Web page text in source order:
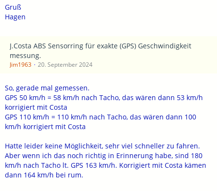
Gruß
Hagen
J.Costa ABS Sensorring für exakte (GPS) Geschwindigkeit
messung.
Jim1963 20. September 2024
So, gerade mal gemessen.
GPS 50 km/h = 58 km/h nach Tacho, das wären dann 53 km/h
korrigiert mit Costa
GPS 110 km/h = 110 km/h nach Tacho, das wären dann 100
km/h korrigiert mit Costa
Hatte leider keine Möglichkeit, sehr viel schneller zu fahren.
Aber wenn ich das noch richtig in Erinnerung habe, sind 180
km/h nach Tacho lt. GPS 163 km/h. Korrigiert mit Costa kämen
dann 164 km/h bei rum.